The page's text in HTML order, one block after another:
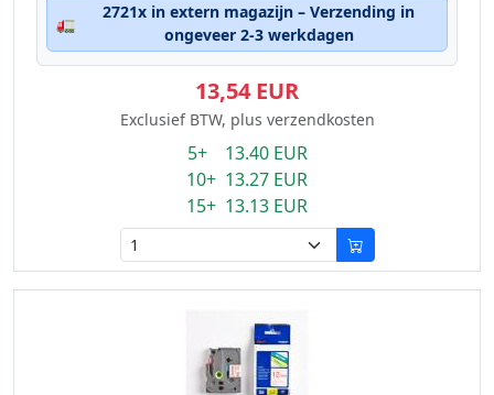
🚛
2721x in extern magazijn – Verzending in
ongeveer 2-3 werkdagen
13,54 EUR
Exclusief BTW, plus verzendkosten
5+ 13.40 EUR
10+ 13.27 EUR
15+ 13.13 EUR